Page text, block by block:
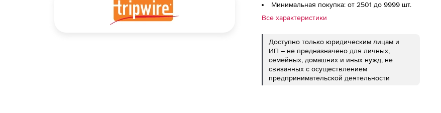
Минимальная покупка: от 2501 до 9999 шт.
Все характеристики
Доступно только юридическим лицам и
ИП – не предназначено для личных,
семейных, домашних и иных нужд, не
связанных с осуществлением
предпринимательской деятельности